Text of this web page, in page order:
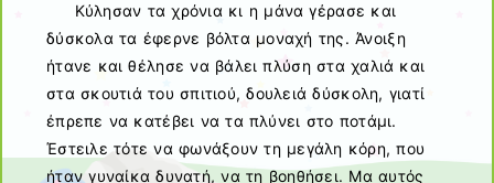
Κύλησαν τα χρόνια κι η μάνα γέρασε και
δύσκολα τα έφερνε βόλτα μοναχή της. Άνοιξη
ήτανε και θέλησε να βάλει πλύση στα χαλιά και
στα σκουτιά του σπιτιού, δουλειά δύσκολη, γιατί
έπρεπε να κατέβει να τα πλύνει στο ποτάμι.
Έστειλε τότε να φωνάξουν τη μεγάλη κόρη, που
ήταν γυναίκα δυνατή, να τη βοηθήσει. Μα αυτός